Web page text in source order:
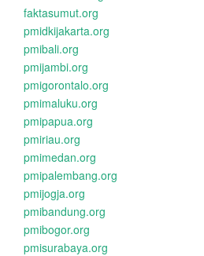
faktasumut.org
pmidkijakarta.org
pmibali.org
pmijambi.org
pmigorontalo.org
pmimaluku.org
pmipapua.org
pmiriau.org
pmimedan.org
pmipalembang.org
pmijogja.org
pmibandung.org
pmibogor.org
pmisurabaya.org